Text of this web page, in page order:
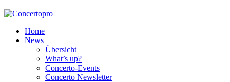
Home
News
Übersicht
What’s up?
Concerto-Events
Concerto Newsletter